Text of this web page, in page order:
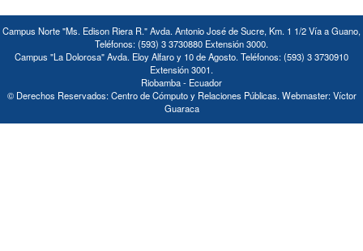
Campus Norte "Ms. Edison Riera R." Avda. Antonio José de Sucre, Km. 1 1/2 Vía a Guano,
Teléfonos: (593) 3 3730880 Extensión 3000.
Campus "La Dolorosa" Avda. Eloy Alfaro y 10 de Agosto. Teléfonos: (593) 3 3730910
Extensión 3001.
Riobamba - Ecuador
© Derechos Reservados: Centro de Cómputo y Relaciones Públicas. Webmaster: Víctor
Guaraca